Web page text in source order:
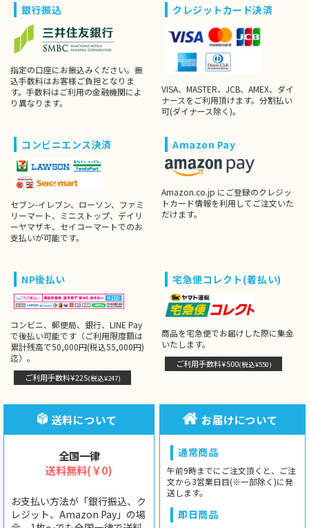
銀行振込
指定の口座にお振込みください。振
込手数料はお客様ご負担となりま
す。手数料はご利用の金融機関によ
り異なります。
クレジットカード決済
VISA、MASTER、JCB、AMEX、ダイ
ナースをご利用頂けます。分割払い
可(ダイナース除く)。
コンビニエンス決済
セブン-イレブン、ローソン、ファミ
リーマート、ミニストップ、デイリ
ーヤマザキ、セイコーマートでのお
支払いが可能です。
Amazon Pay
Amazon.co.jp にご登録のクレジッ
トカード情報を利用してご注文いた
だけます。
NP後払い
コンビニ、郵便局、銀行、LINE Pay
で後払い可能です（ご利用限度額は
累計残高で50,000円(税込55,000円)
迄）。
ご利用手数料¥225(税込¥247)
宅急便コレクト(着払い)
商品を宅急便でお届けした際に集金
いたします。
ご利用手数料¥500(税込¥550)
送料について
全国一律
送料無料(￥0)
お支払い方法が「銀行振込、ク
レジット、Amazon Pay」の場
お届けについて
通常商品
午前9時までにご注文頂くと、ご注
文から3営業日目(※一部除く)に発
送します。
即日商品